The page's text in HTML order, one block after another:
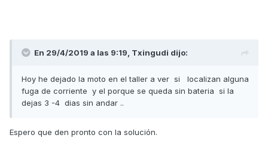
En 29/4/2019 a las 9:19, Txingudi dijo:
Hoy he dejado la moto en el taller a ver si localizan alguna
fuga de corriente y el porque se queda sin bateria si la
dejas 3 -4 dias sin andar ..
Espero que den pronto con la solución.